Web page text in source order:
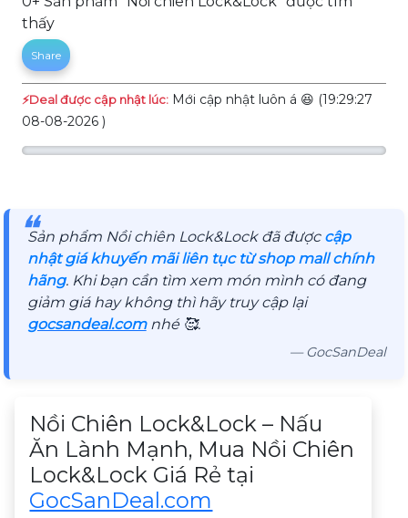
thấy
Share
⚡️Deal được cập nhật lúc: Mới cập nhật luôn á 😆 (19:29:27
08-08-2026 )
❝
Sản phẩm Nồi chiên Lock&Lock đã được cập
nhật giá khuyến mãi liên tục từ shop mall chính
hãng. Khi bạn cần tìm xem món mình có đang
giảm giá hay không thì hãy truy cập lại
gocsandeal.comnhé 🥰.
— GocSanDeal
Nồi Chiên Lock&Lock – Nấu
Ăn Lành Mạnh, Mua Nồi Chiên
Lock&Lock Giá Rẻ tại
GocSanDeal.com